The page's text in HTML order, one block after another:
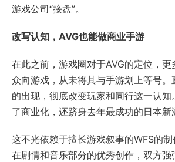
游戏公司“接盘”。
改写认知，AVG也能做商业手游
在此之前，游戏圈对于AVG的定位，
众向游戏，从未将其与手游划上等号。
的出现，彻底改变玩家和同行这一认
了商业化，还跻身去年最成功的日本新
这不光依赖于擅长游戏叙事的WFS的
在剧情和音乐部分的优秀创作，双方强